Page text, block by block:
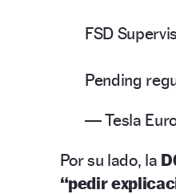
FSD
Pending
— Tesla
Por su lado, la
“pedir